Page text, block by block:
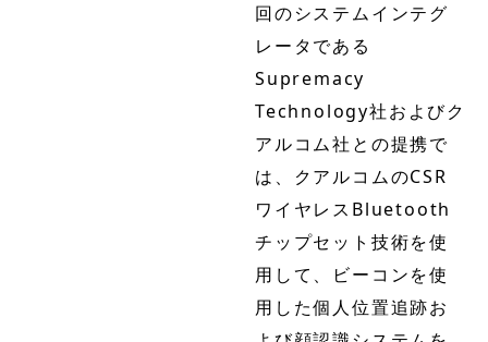
回のシステムインテグ
レータである
Supremacy
Technology社およびク
アルコム社との提携で
は、クアルコムのCSR
ワイヤレスBluetooth
チップセット技術を使
用して、ビーコンを使
用した個人位置追跡お